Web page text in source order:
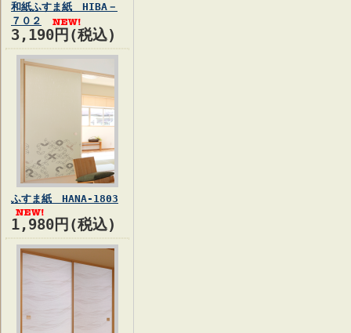
和紙ふすま紙 HIBA－
７０２
3,190円(税込)
ふすま紙 HANA-1803
1,980円(税込)